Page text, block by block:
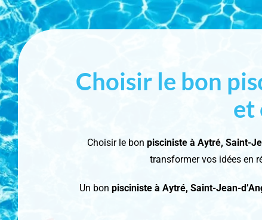
Choisir le bon
et
Choisir le bon pisciniste à Aytré, Saint-
transformer vos idées en
Un bon piscinisteà Aytré, Saint-Jean-